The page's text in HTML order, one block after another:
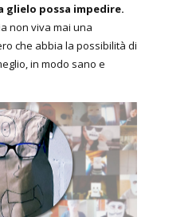
glielo possa impedire.
non viva mai una
che abbia la possibilità di
in modo sano e